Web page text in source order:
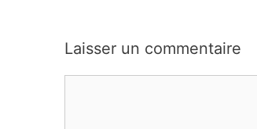
Laisser un commentaire